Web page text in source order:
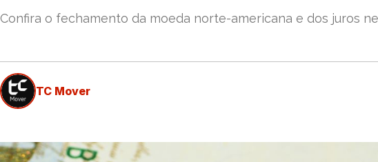
Confira o fechamento da moeda norte-americana e dos juros
TC Mover